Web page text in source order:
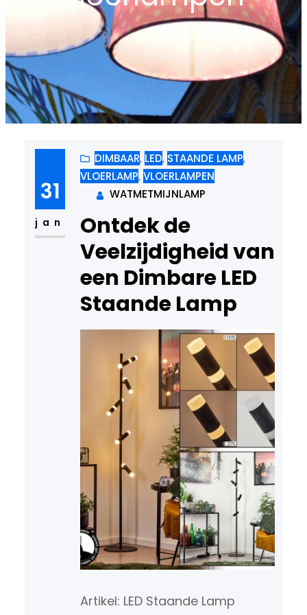
31
jan
DIMBAAR, LED, STAANDE LAMP,
VLOERLAMP, VLOERLAMPEN
WATMETMIJNLAMP
Ontdek de
Veelzijdigheid van
een Dimbare LED
Staande Lamp
Artikel: LED Staande Lamp